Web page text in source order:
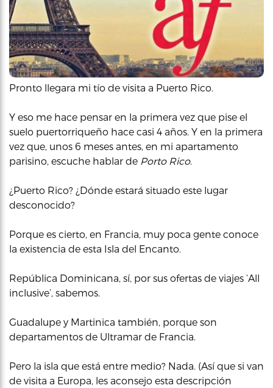
Pronto llegara mi tío de visita a Puerto Rico.
Y eso me hace pensar en la primera vez que pise el
suelo puertorriqueño hace casi 4 años. Y en la primera
vez que, unos 6 meses antes, en mi apartamento
parisino, escuche hablar de Porto Rico.
¿Puerto Rico? ¿Dónde estará situado este lugar
desconocido?
Porque es cierto, en Francia, muy poca gente conoce
la existencia de esta Isla del Encanto.
República Dominicana, sí, por sus ofertas de viajes ‘All
inclusive’, sabemos.
Guadalupe y Martinica también, porque son
departamentos de Ultramar de Francia.
Pero la isla que está entre medio? Nada. (Así que si van
de visita a Europa, les aconsejo esta descripción